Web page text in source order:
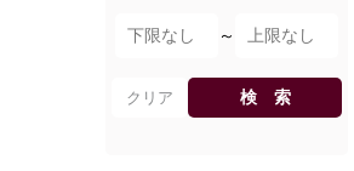
～
クリア 検 索